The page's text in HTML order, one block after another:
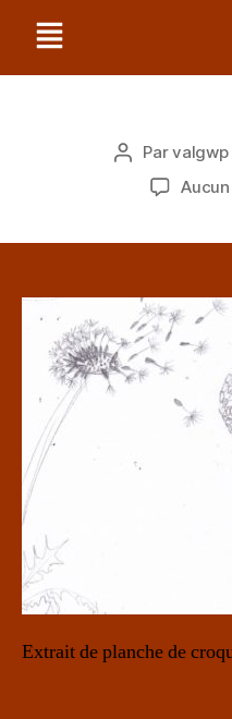
Parvalgwp
Extrait de planche de